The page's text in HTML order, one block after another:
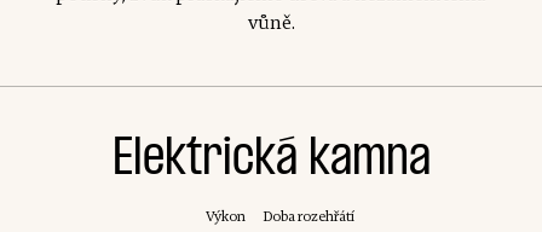
Elektrická kamna
Výkon Doba rozehřátí
vůně.